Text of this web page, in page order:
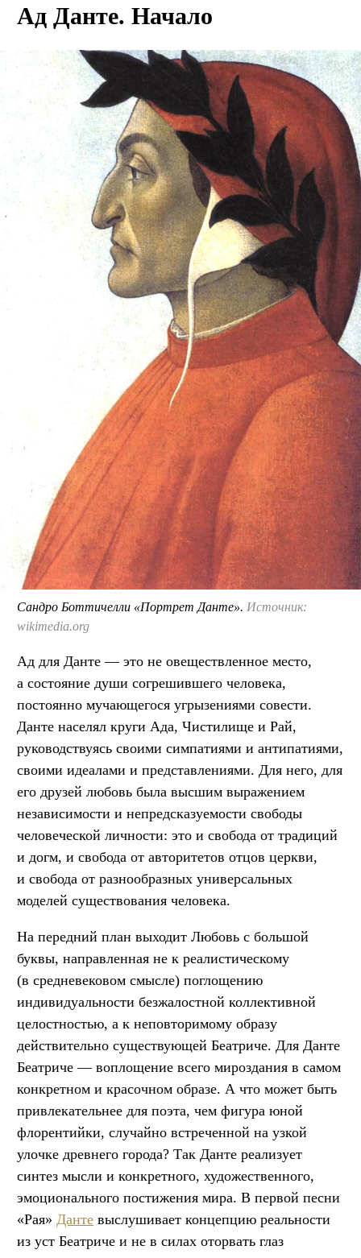
Ад Данте. Начало
Сандро Боттичелли «Портрет Данте». Источник:
wikimedia.org
Ад для Данте — это не овеществленное место,
а состояние души согрешившего человека,
постоянно мучающегося угрызениями совести.
Данте населял круги Ада, Чистилище и Рай,
руководствуясь своими симпатиями и антипатиями,
своими идеалами и представлениями. Для него, для
его друзей любовь была высшим выражением
независимости и непредсказуемости свободы
человеческой личности: это и свобода от традиций
и догм, и свобода от авторитетов отцов церкви,
и свобода от разнообразных универсальных
моделей существования человека.
На передний план выходит Любовь с большой
буквы, направленная не к реалистическому
(в средневековом смысле) поглощению
индивидуальности безжалостной коллективной
целостностью, а к неповторимому образу
действительно существующей Беатриче. Для Данте
Беатриче — воплощение всего мироздания в самом
конкретном и красочном образе. А что может быть
привлекательнее для поэта, чем фигура юной
флорентийки, случайно встреченной на узкой
улочке древнего города? Так Данте реализует
синтез мысли и конкретного, художественного,
эмоционального постижения мира. В первой песни
«Рая» Данте выслушивает концепцию реальности
из уст Беатриче и не в силах оторвать глаз